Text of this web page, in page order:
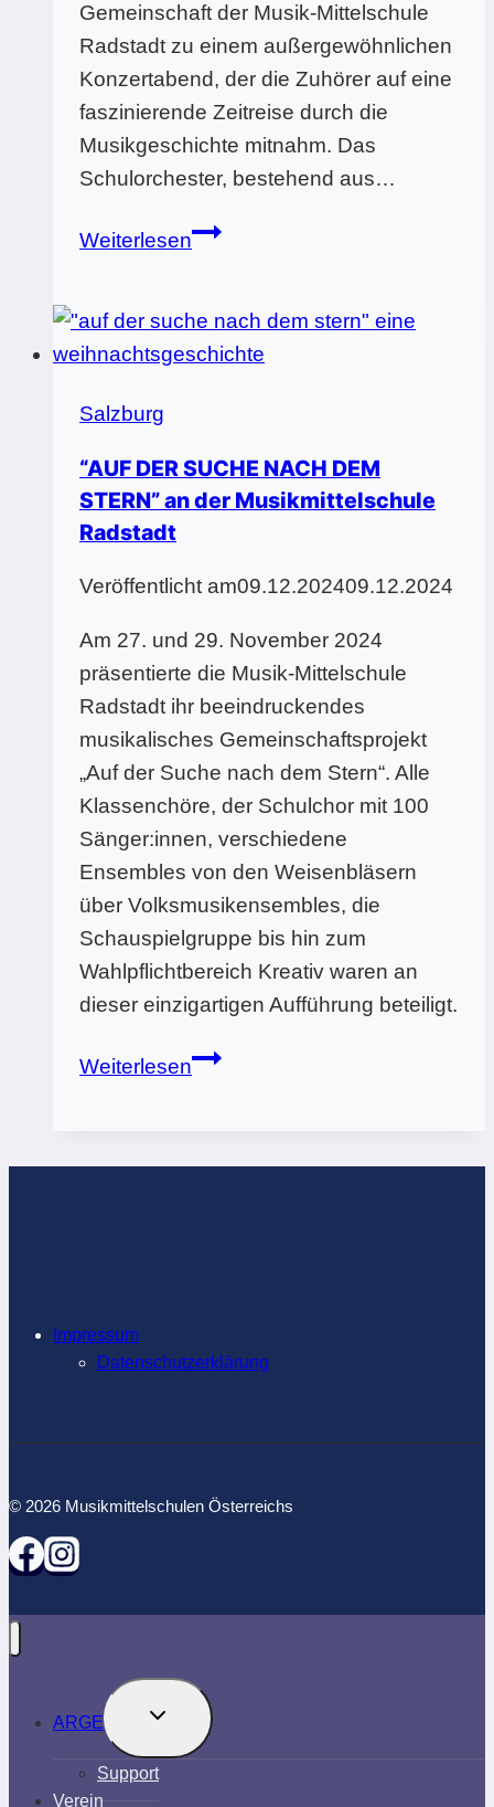
Gemeinschaft der Musik-Mittelschule
Radstadt zu einem außergewöhnlichen
Konzertabend, der die Zuhörer auf eine
faszinierende Zeitreise durch die
Musikgeschichte mitnahm. Das
Schulorchester, bestehend aus…
WeiterlesenOrchesterkonzert
Radstadt
entführt
auf
Zeitreise
Salzburg
“AUF DER SUCHE NACH DEM
STERN” an der Musikmittelschule
Radstadt
Veröffentlicht am09.12.202409.12.2024
Am 27. und 29. November 2024
präsentierte die Musik-Mittelschule
Radstadt ihr beeindruckendes
musikalisches Gemeinschaftsprojekt
„Auf der Suche nach dem Stern“. Alle
Klassenchöre, der Schulchor mit 100
Sänger:innen, verschiedene
Ensembles von den Weisenbläsern
über Volksmusikensembles, die
Schauspielgruppe bis hin zum
Wahlpflichtbereich Kreativ waren an
dieser einzigartigen Aufführung beteiligt.
Weiterlesen“AUF
Radstadt
Impressum
Datenschutzerklärung
© 2026 Musikmittelschulen Österreichs
ARGE
Untermenü
umschalten
Support
Verein